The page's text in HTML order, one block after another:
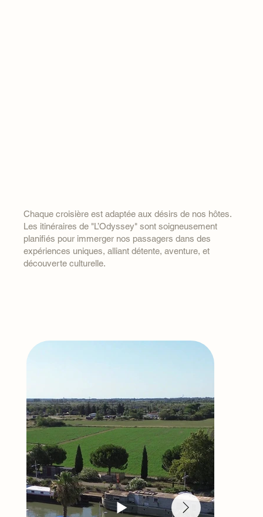
Chaque croisière est adaptée aux désirs de nos hôtes.
Les itinéraires de "L’Odyssey" sont soigneusement
planifiés pour immerger nos passagers dans des
expériences uniques, alliant détente, aventure, et
découverte culturelle.